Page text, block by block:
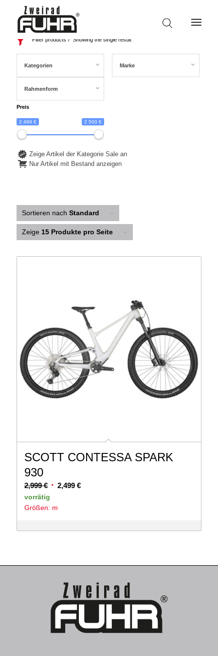
Filter products Showing the single result
Kategorien Marke
Rahmenform
Preis
2 499 € 2 500 €
Zeige Artikel der Kategorie Sale an
Nur Artikel mit Bestand anzeigen
Sortieren nach Standard
Zeige 15 Produkte pro Seite
SCOTT CONTESSA SPARK
930
2,999€ Ursprünglicher
Preis
war:
2,499 €Aktueller
vorrätig
Größen: m